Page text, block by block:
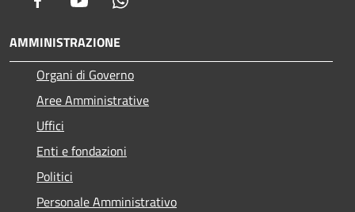
AMMINISTRAZIONE
Organi di Governo
Aree Amministrative
Uffici
Enti e fondazioni
Politici
Personale Amministrativo